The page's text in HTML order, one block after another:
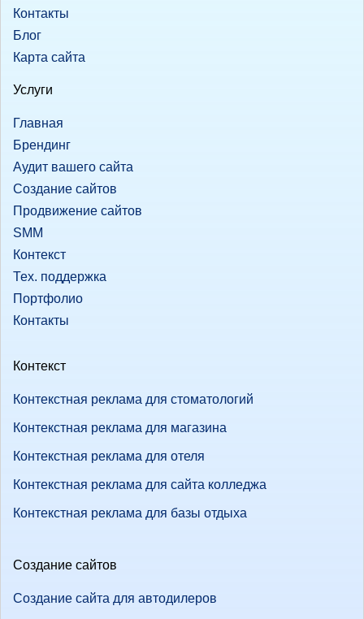
Контакты
Блог
Карта сайта
Услуги
Главная
Брендинг
Аудит вашего сайта
Создание сайтов
Продвижение сайтов
SMM
Контекст
Тех. поддержка
Портфолио
Контакты
Контекст
Контекстная реклама для стоматологий
Контекстная реклама для магазина
Контекстная реклама для отеля
Контекстная реклама для сайта колледжа
Контекстная реклама для базы отдыха
Создание сайтов
Создание сайта для автодилеров